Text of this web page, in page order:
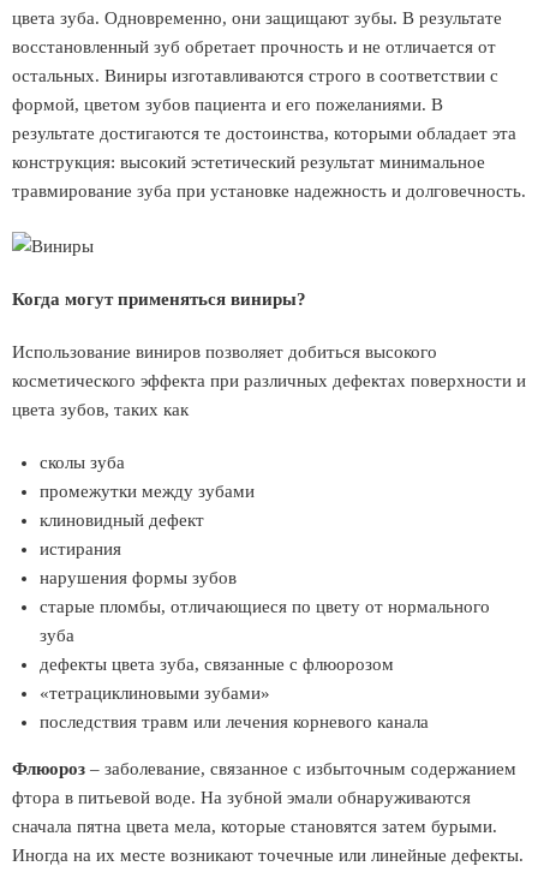
цвета зуба. Одновременно, они защищают зубы. В результате
восстановленный зуб обретает прочность и не отличается от
остальных. Виниры изготавливаются строго в соответствии с
формой, цветом зубов пациента и его пожеланиями. В
результате достигаются те достоинства, которыми обладает эта
конструкция: высокий эстетический результат минимальное
травмирование зуба при установке надежность и долговечность.
Когда могут применяться виниры?
Использование виниров позволяет добиться высокого
косметического эффекта при различных дефектах поверхности и
цвета зубов, таких как
сколы зуба
промежутки между зубами
клиновидный дефект
истирания
нарушения формы зубов
старые пломбы, отличающиеся по цвету от нормального
зуба
дефекты цвета зуба, связанные с флюорозом
«тетрациклиновыми зубами»
последствия травм или лечения корневого канала
Флюороз – заболевание, связанное с избыточным содержанием
фтора в питьевой воде. На зубной эмали обнаруживаются
сначала пятна цвета мела, которые становятся затем бурыми.
Иногда на их месте возникают точечные или линейные дефекты.